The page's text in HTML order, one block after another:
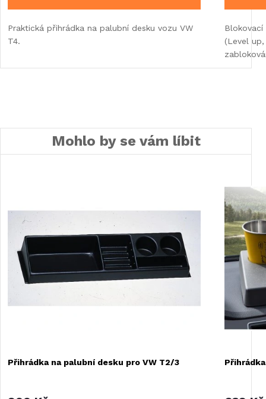
Praktická přihrádka na palubní desku vozu VW
T4.
Blokovací
(Level
Mohlo by se vám líbit
Přihrádka na palubní desku pro VW T2/3